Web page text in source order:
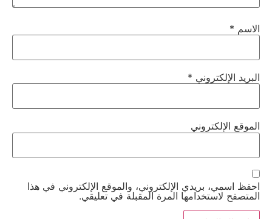
الاسم *
البريد الإلكتروني *
الموقع الإلكتروني
احفظ اسمي، بريدي الإلكتروني، والموقع الإلكتروني في هذا
المتصفح لاستخدامها المرة المقبلة في تعليقي.